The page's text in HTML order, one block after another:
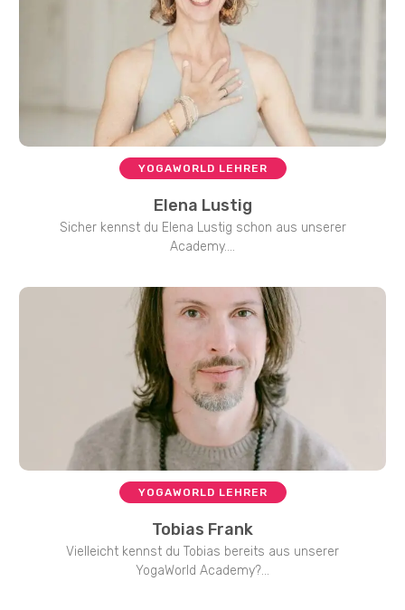
YOGAWORLD LEHRER
Elena Lustig
Sicher kennst du Elena Lustig schon aus unserer
Academy....
YOGAWORLD LEHRER
Tobias Frank
Vielleicht kennst du Tobias bereits aus unserer
YogaWorld Academy?...